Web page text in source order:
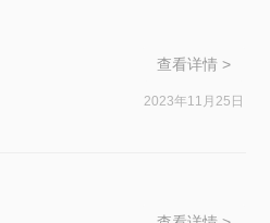
查看详情 >
2023年11月25日